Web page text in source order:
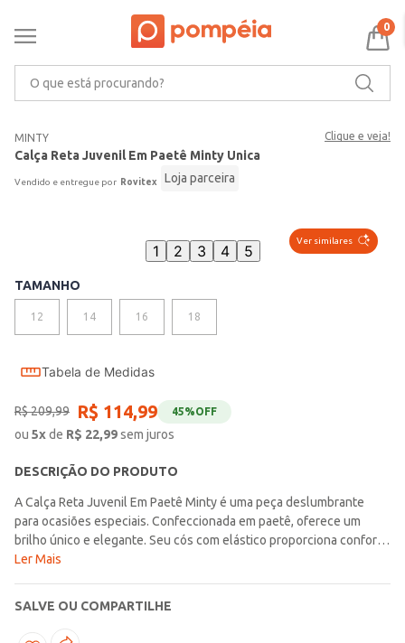
0
MINTY Clique e veja!
Calça Reta Juvenil Em Paetê Minty Unica
Rovitex Loja parceira
Ver similares
1 2 3 4 5
TAMANHO
12 14 16 18
Tabela de Medidas
R$209,99 R$ 114,99 45%OFF
ou 5xde R$ 22,99sem juros
DESCRIÇÃO DO PRODUTO
A Calça Reta Juvenil Em Paetê Minty é uma peça deslumbrante
para ocasiões especiais. Confeccionada em paetê, oferece um
brilho único e elegante. Seu cós com elástico proporciona conforto
e ajuste perfeito. Com bolsos nas laterais da perna, adiciona um
cheios de glamour. Esta calça é a escolha perfeita para as jovens
que desejam se destacar com estilo e elegância.
Ler Mais
SALVE OU COMPARTILHE